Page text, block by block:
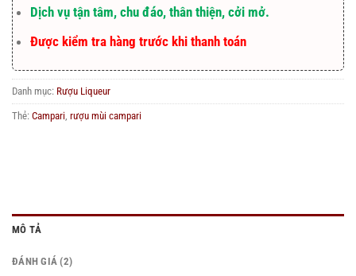
Dịch vụ tận tâm, chu đáo, thân thiện, cởi mở.
Được kiểm tra hàng trước khi thanh toán
Danh mục: Rượu Liqueur
Thẻ: Campari rượu mùi campari
MÔ TẢ
ĐÁNH GIÁ (2)